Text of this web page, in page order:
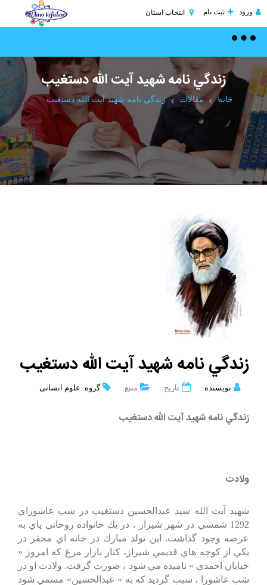
ورود ثبت نام انتخاب استان
Toggle
زندگي نامه شهيد آيت الله دستغيب
خانه مقالات زندگي نامه شهيد آيت الله دستغيب
زندگي نامه شهيد آيت الله دستغيب
نویسنده: تاریخ: منبع: گروه: علوم انسانی
زندگي نامه شهيد آيت الله دستغيب
ولادت
شهيد آيت الله سيد عبدالحسين دستغيب در شب عاشوراي
1292 شمسي در شهر شيراز ، در يك خانواده روحاني پاي به
عرصه وجود گذاشت. اين تولد مبارك در خانه اي محقر در
يكي از كوچه هاي قديمي شيراز، كنار بازار مرغ كه امروز «
خيابان احمدي » ناميده مي شود ، صورت گرفت. ولادت او در
شب عاشورا ، سبب گرديد كه به « عبدالحسين» مسمي شود